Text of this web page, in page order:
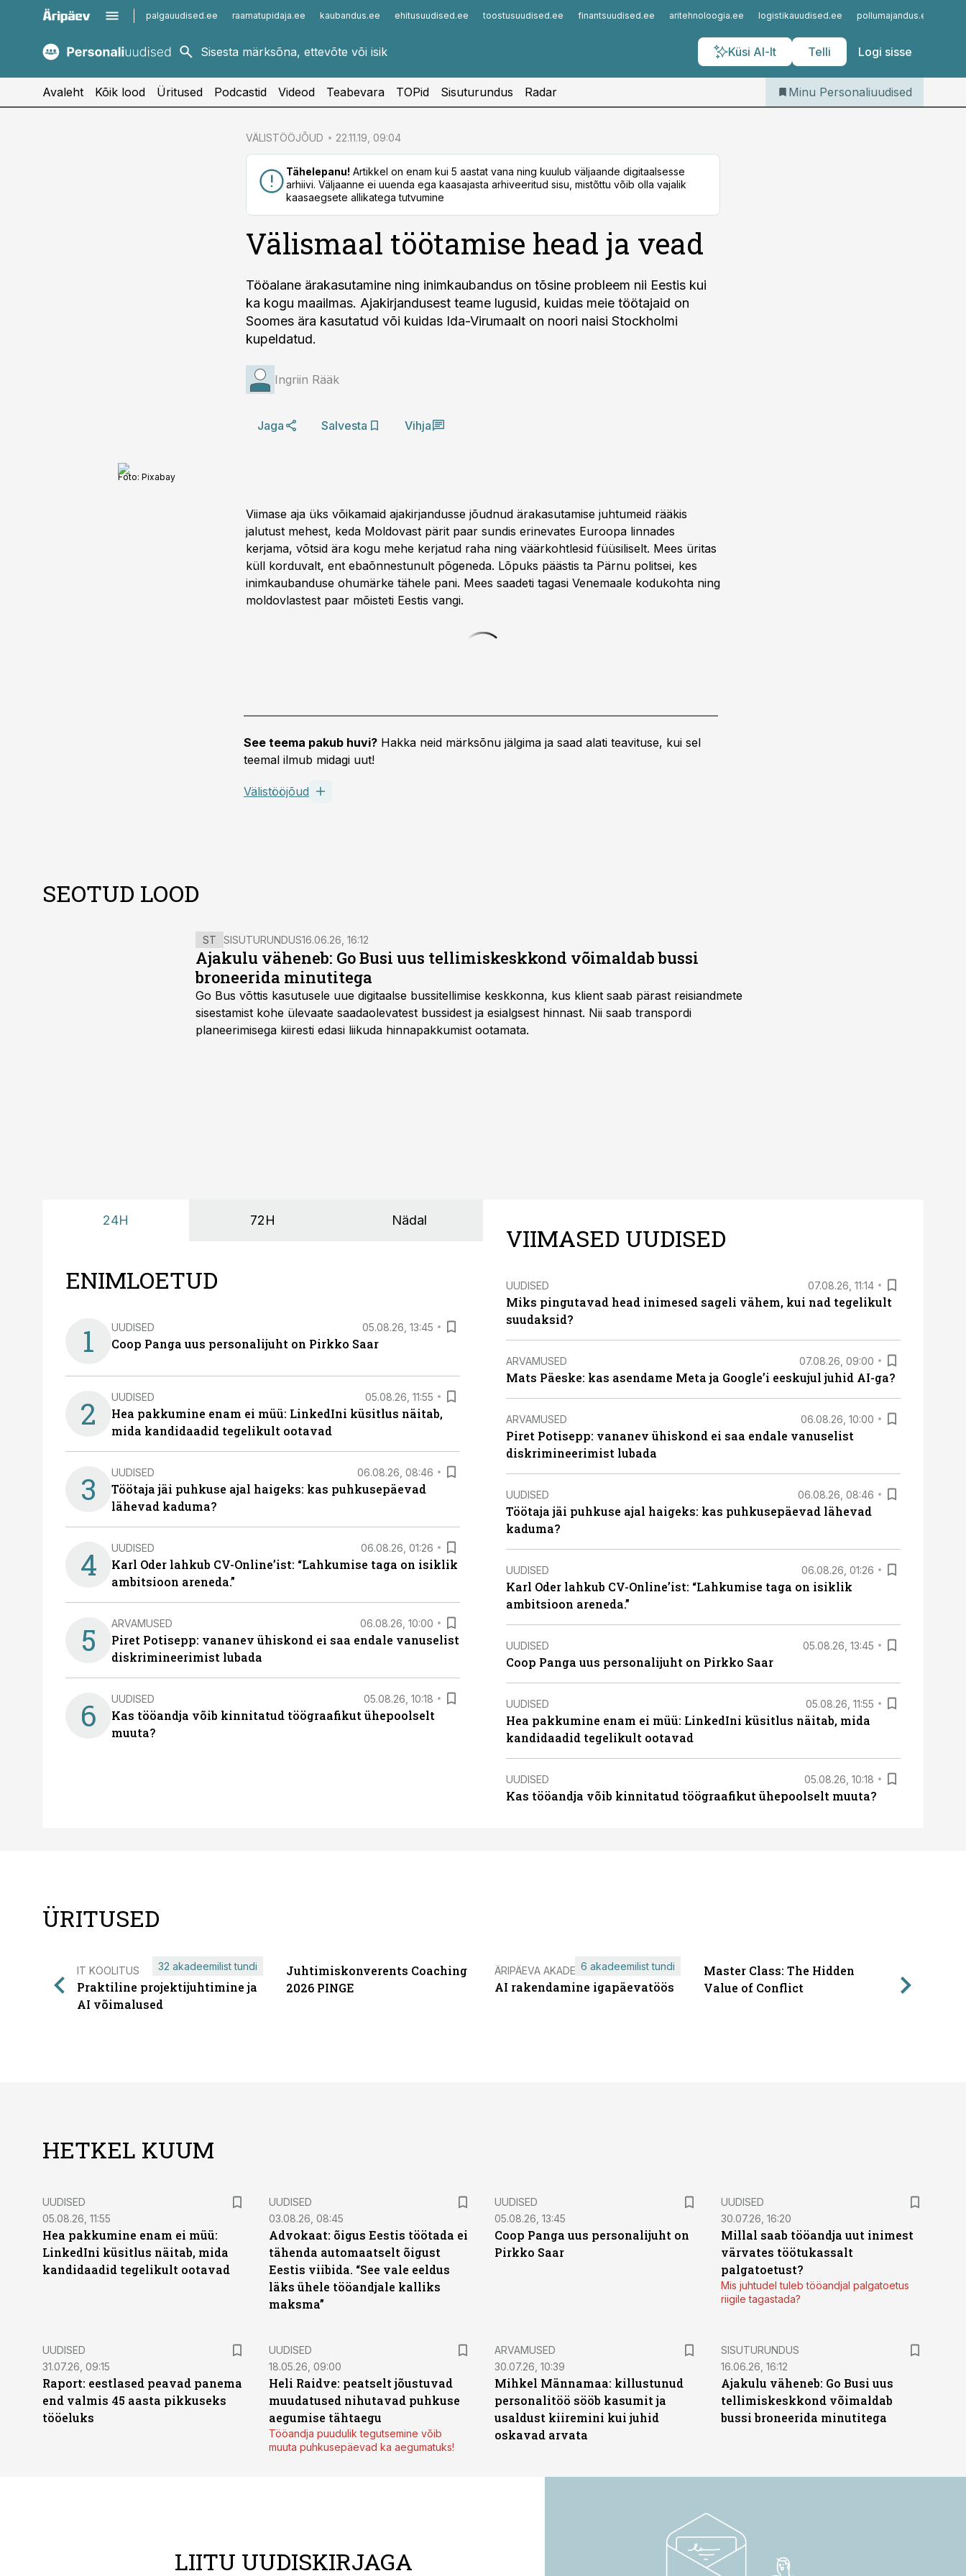
palgauudised.ee raamatupidaja.ee kaubandus.ee ehitusuudised.ee toostusuudised.ee finantsuudised.ee aritehnoloogia.ee logistikauudised.ee pollumajandus.ee
Küsi AI-lt Telli Logi sisse
kaubandus.ee
kinnisvarauudised.ee
imelineajalugu.ee
Infopank
Iseteenindus
Telli Personaliuudised
Avaleht Kõik lood Üritused Podcastid Videod Teabevara TOPid Sisuturundus Radar Minu Personaliuudised
VÄLISTÖÖJÕUD 22.11.19, 09:04
Tähelepanu! Artikkel on enam kui 5 aastat vana ning kuulub väljaande digitaalsesse
arhiivi. Väljaanne ei uuenda ega kaasajasta arhiveeritud sisu, mistõttu võib olla vajalik
kaasaegsete allikatega tutvumine
Välismaal töötamise head ja vead
Tööalane ärakasutamine ning inimkaubandus on tõsine probleem nii Eestis kui
ka kogu maailmas. Ajakirjandusest teame lugusid, kuidas meie töötajaid on
Soomes ära kasutatud või kuidas Ida-Virumaalt on noori naisi Stockholmi
kupeldatud.
Ingriin Rääk
Jaga Salvesta Vihja
Foto: Pixabay
Viimase aja üks võikamaid ajakirjandusse jõudnud ärakasutamise juhtumeid rääkis
jalutust mehest, keda Moldovast pärit paar sundis erinevates Euroopa linnades
kerjama, võtsid ära kogu mehe kerjatud raha ning väärkohtlesid füüsiliselt. Mees üritas
küll korduvalt, ent ebaõnnestunult põgeneda. Lõpuks päästis ta Pärnu politsei, kes
inimkaubanduse ohumärke tähele pani. Mees saadeti tagasi Venemaale kodukohta ning
moldovlastest paar mõisteti Eestis vangi.
See teema pakub huvi? Hakka neid märksõnu jälgima ja saad alati teavituse, kui sel
teemal ilmub midagi uut!
Välistööjõud
SEOTUD LOOD
ST SISUTURUNDUS16.06.26, 16:12
Ajakulu väheneb: Go Busi uus tellimiskeskkond võimaldab bussi
broneerida minutitega
Go Bus võttis kasutusele uue digitaalse bussitellimise keskkonna, kus klient saab pärast reisiandmete
sisestamist kohe ülevaate saadaolevatest bussidest ja esialgsest hinnast. Nii saab transpordi
planeerimisega kiiresti edasi liikuda hinnapakkumist ootamata.
24H 72H Nädal
ENIMLOETUD
1 UUDISED 05.08.26, 13:45
Coop Panga uus personalijuht on Pirkko Saar
2 UUDISED 05.08.26, 11:55
Hea pakkumine enam ei müü: LinkedIni küsitlus näitab,
mida kandidaadid tegelikult ootavad
3 UUDISED 06.08.26, 08:46
Töötaja jäi puhkuse ajal haigeks: kas puhkusepäevad
lähevad kaduma?
4 UUDISED 06.08.26, 01:26
Karl Oder lahkub CV-Online’ist: “Lahkumise taga on isiklik
ambitsioon areneda.”
5 ARVAMUSED 06.08.26, 10:00
Piret Potisepp: vananev ühiskond ei saa endale vanuselist
diskrimineerimist lubada
6 UUDISED 05.08.26, 10:18
Kas tööandja võib kinnitatud töögraafikut ühepoolselt
muuta?
VIIMASED UUDISED
UUDISED 07.08.26, 11:14
Miks pingutavad head inimesed sageli vähem, kui nad tegelikult
suudaksid?
ARVAMUSED 07.08.26, 09:00
Mats Päeske: kas asendame Meta ja Google’i eeskujul juhid AI-ga?
ARVAMUSED 06.08.26, 10:00
Piret Potisepp: vananev ühiskond ei saa endale vanuselist
diskrimineerimist lubada
UUDISED 06.08.26, 08:46
Töötaja jäi puhkuse ajal haigeks: kas puhkusepäevad lähevad
kaduma?
UUDISED 06.08.26, 01:26
Karl Oder lahkub CV-Online’ist: “Lahkumise taga on isiklik
ambitsioon areneda.”
UUDISED 05.08.26, 13:45
Coop Panga uus personalijuht on Pirkko Saar
UUDISED 05.08.26, 11:55
Hea pakkumine enam ei müü: LinkedIni küsitlus näitab, mida
kandidaadid tegelikult ootavad
UUDISED 05.08.26, 10:18
Kas tööandja võib kinnitatud töögraafikut ühepoolselt muuta?
ÜRITUSED
IT KOOLITUS
Praktiline projektijuhtimine ja
AI võimalused
32 akadeemilist tundi
Juhtimiskonverents Coaching
2026 PINGE
ÄRIPÄEVA AKADEEMIA
AI rakendamine igapäevatöös
6 akadeemilist tundi
Master Class: The Hidden
Value of Conflict
HETKEL KUUM
UUDISED
05.08.26, 11:55
Hea pakkumine enam ei müü:
LinkedIni küsitlus näitab, mida
kandidaadid tegelikult ootavad
UUDISED
03.08.26, 08:45
Advokaat: õigus Eestis töötada ei
tähenda automaatselt õigust
Eestis viibida. “See vale eeldus
läks ühele tööandjale kalliks
maksma”
UUDISED
05.08.26, 13:45
Coop Panga uus personalijuht on
Pirkko Saar
UUDISED
30.07.26, 16:20
Millal saab tööandja uut inimest
värvates töötukassalt
palgatoetust?
Mis juhtudel tuleb tööandjal palgatoetus
riigile tagastada?
UUDISED
31.07.26, 09:15
Raport: eestlased peavad panema
end valmis 45 aasta pikkuseks
tööeluks
UUDISED
18.05.26, 09:00
Heli Raidve: peatselt jõustuvad
muudatused nihutavad puhkuse
aegumise tähtaegu
Tööandja puudulik tegutsemine võib
muuta puhkusepäevad ka aegumatuks!
ARVAMUSED
30.07.26, 10:39
Mihkel Männamaa: killustunud
personalitöö sööb kasumit ja
usaldust kiiremini kui juhid
oskavad arvata
ST
SISUTURUNDUS
16.06.26, 16:12
Ajakulu väheneb: Go Busi uus
tellimiskeskkond võimaldab
bussi broneerida minutitega
LIITU UUDISKIRJAGA